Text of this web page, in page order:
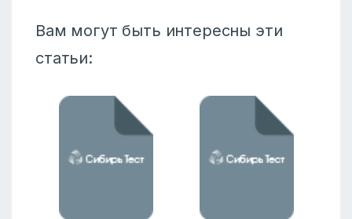
Вам могут быть интересны эти
статьи: